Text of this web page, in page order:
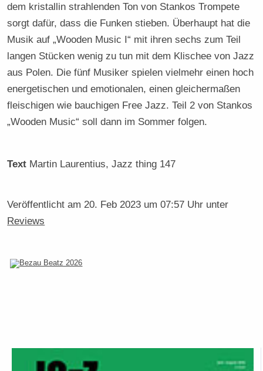
dem kristallin strahlenden Ton von Stankos Trompete
sorgt dafür, dass die Funken stieben. Überhaupt hat die
Musik auf „Wooden Music I“ mit ihren sechs zum Teil
langen Stücken wenig zu tun mit dem Klischee von Jazz
aus Polen. Die fünf Musiker spielen vielmehr einen hoch
energetischen und emotionalen, einen gleichermaßen
fleischigen wie bauchigen Free Jazz. Teil 2 von Stankos
„Wooden Music“ soll dann im Sommer folgen.
Text Martin Laurentius, Jazz thing 147
Veröffentlicht am 20. Feb 2023 um 07:57 Uhr unter
Reviews